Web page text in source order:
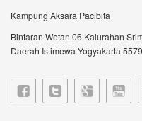
VIDEO TERBARU